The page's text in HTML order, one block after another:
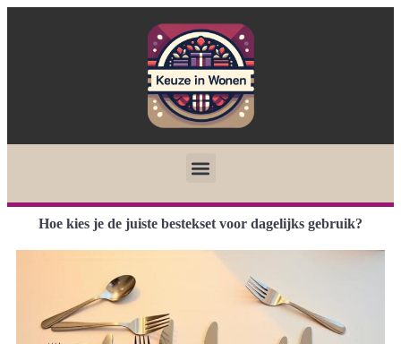
Hoe kies je de juiste bestekset voor dagelijks gebruik?